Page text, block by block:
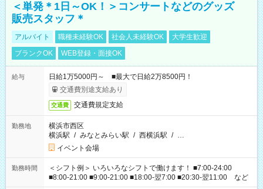
＜単発＊1日～OK！＞コンサートなどのグッズ
販売スタッフ＊
アルバイト 職種未経験OK 社会人未経験OK
大学生歓迎
ブランクOK
WEB登録・面接OK
給与
日給1万5000円～ ■最大で日給2万8500円！
交通費別途支給あり
交通費 交通費規定支給
勤務地
横浜市西区
横浜駅 / みなとみらい駅 / 西横浜駅 / …
イベント会場
勤務時間
＜シフト例＞ いろいろなシフトで働けます！ ■7:00-24:00
■8:00-21:00 ■9:00-21:00 ■18:00-翌7:00 ■20:30-翌11:00 など